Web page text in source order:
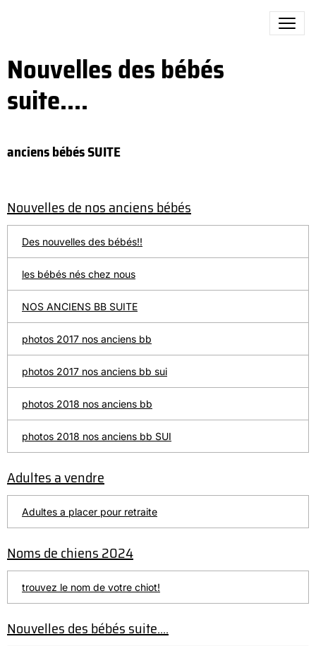
Nouvelles des bébés
suite....
anciens bébés SUITE
Nouvelles de nos anciens bébés
Des nouvelles des bébés!!
les bébés nés chez nous
NOS ANCIENS BB SUITE
photos 2017 nos anciens bb
photos 2017 nos anciens bb sui
photos 2018 nos anciens bb
photos 2018 nos anciens bb SUI
Adultes a vendre
Adultes a placer pour retraite
Noms de chiens 2024
trouvez le nom de votre chiot!
Nouvelles des bébés suite....